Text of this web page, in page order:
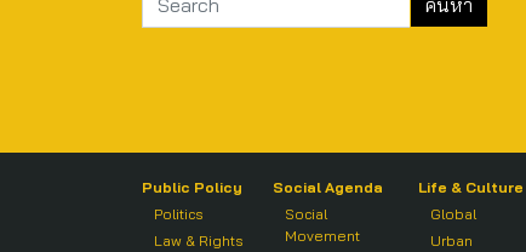
Public Policy
Politics
Law & Rights
Social Agenda
Social
Movement
Life & Culture
Global
Urban